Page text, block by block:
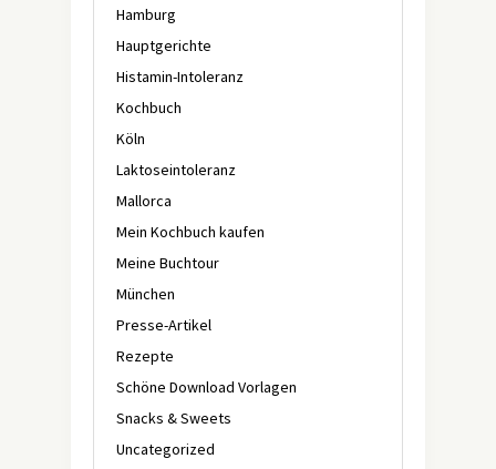
Hamburg
Hauptgerichte
Histamin-Intoleranz
Kochbuch
Köln
Laktoseintoleranz
Mallorca
Mein Kochbuch kaufen
Meine Buchtour
München
Presse-Artikel
Rezepte
Schöne Download Vorlagen
Snacks & Sweets
Uncategorized